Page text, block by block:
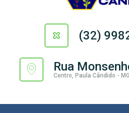
(32)
Rua
Centro, Paula Cândido -